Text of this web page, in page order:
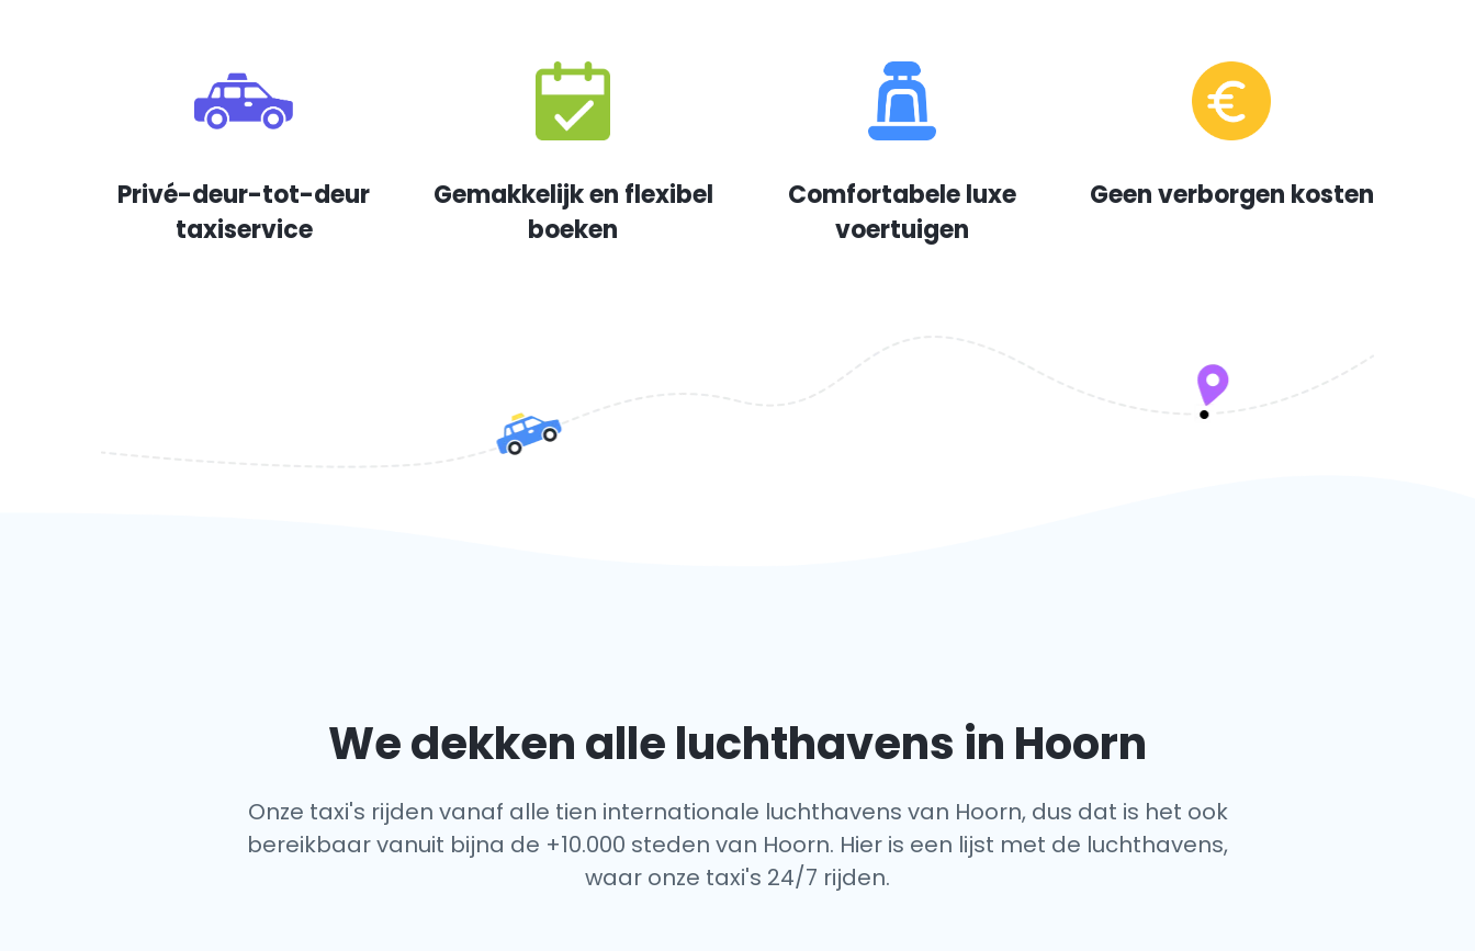
Privé-deur-tot-deur
taxiservice
Gemakkelijk en flexibel
boeken
Comfortabele luxe
voertuigen
Geen verborgen kosten
We dekken alle luchthavens in Hoorn
Onze taxi's rijden vanaf alle tien internationale luchthavens van Hoorn, dus dat is het ook
bereikbaar vanuit bijna de +10.000 steden van Hoorn. Hier is een lijst met de luchthavens,
waar onze taxi's 24/7 rijden.